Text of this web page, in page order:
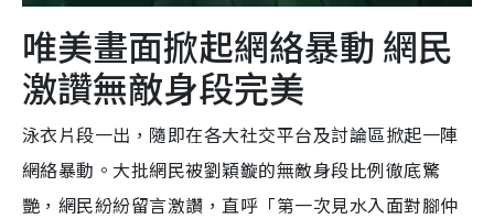
唯美畫面掀起網絡暴動 網民
激讚無敵身段完美
泳衣片段一出，隨即在各大社交平台及討論區掀起一陣
網絡暴動。大批網民被劉穎鏇的無敵身段比例徹底驚
艷，網民紛紛留言激讚，直呼「第一次見水入面對腳仲